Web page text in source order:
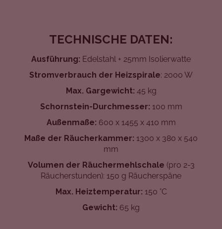
TECHNISCHE DATEN:
Ausführung: Edelstahl + 25mm Isolierwatte
Stromverbrauch der Heizspirale: 2000 W
Max. Gargewicht: 45 kg
Schornstein-Durchmesser: 100 mm
Außenmaße: 600 x 1455 x 410 mm
Maße der Räucherkammer: 1300 x 380 x 540
mm
Volumen der Räuchermehlschale (pro 2-3
Räucherstunden): 150 g Räucherspäne
Max. Heiztemperatur: 150 °C
Gewicht: 65 kg